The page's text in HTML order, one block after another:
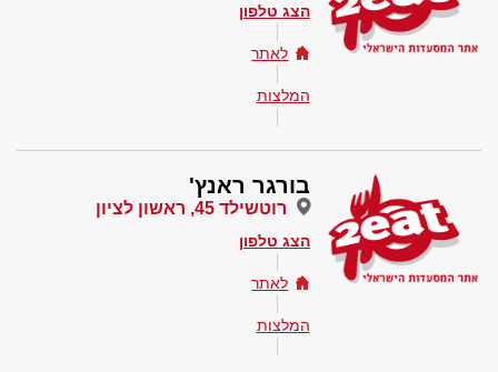
הצג טלפון
לאתר
המלצות
בורגר ראנץ'
רוטשילד 45, ראשון לציון
הצג טלפון
לאתר
המלצות